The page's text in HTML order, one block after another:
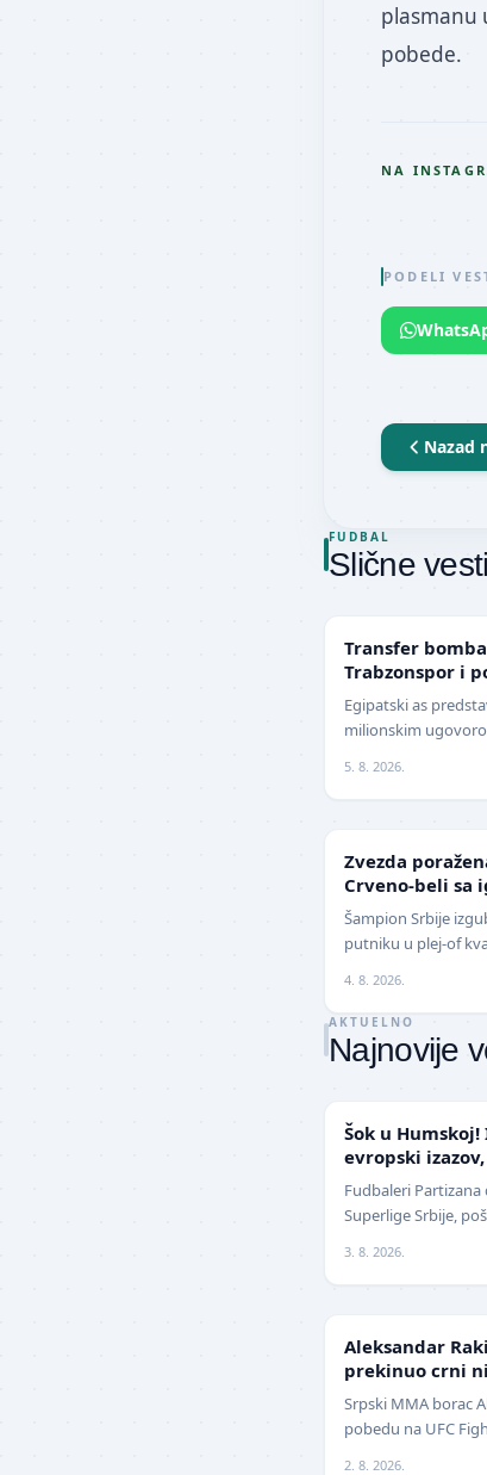
plasmanu
pobede.
NA
PODELI
Nazad
FUDBAL
Slične vesti
Transfer
Trabzonspor i
Evrope
Egipatski as
milionskim
5. 8. 2026.
Zvezda
Crveno-beli sa
izbegnu poraz
Šampion Srbije
putniku u plej-of
4. 8. 2026.
AKTUELNO
Najnovije
Šok u
evropski
sezoni
Fudbaleri
Superlige Srbije,
3. 8. 2026.
Aleksandar
prekinuo crni
Srpski MMA borac
pobedu na UFC
2. 8. 2026.